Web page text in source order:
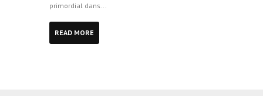
primordial dans...
READ MORE